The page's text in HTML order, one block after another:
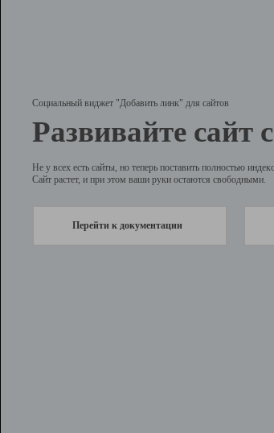
Социальный виджет "Добавить линк" для сайтов
Развивайте
Не у всех есть сайты, но теперь поставить полностью
Сайт растет, и при этом ваши руки остаются свободными.
Перейти к документации